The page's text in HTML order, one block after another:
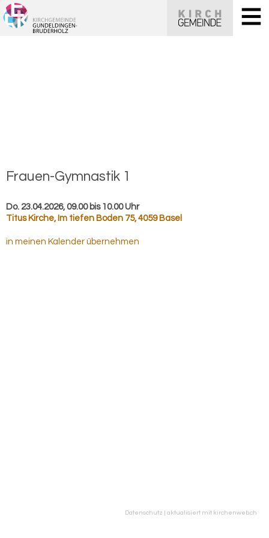
Frauen-​Gymnastik 1
Do. 23.04.2026, 09.00 bis 10.00 Uhr
Titus Kirche, Im tiefen Boden 75, 4059 Basel
in meinen Kalender übernehmen
Datenschutz | aktualisiert mit kirchenweb.ch